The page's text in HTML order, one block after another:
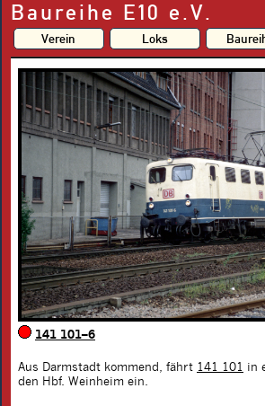
Baureihe E10 e.V.
Verein Loks
141 101–6
Aus Darmstadt kommend, fährt 141 101
in
den Hbf. Weinheim ein.